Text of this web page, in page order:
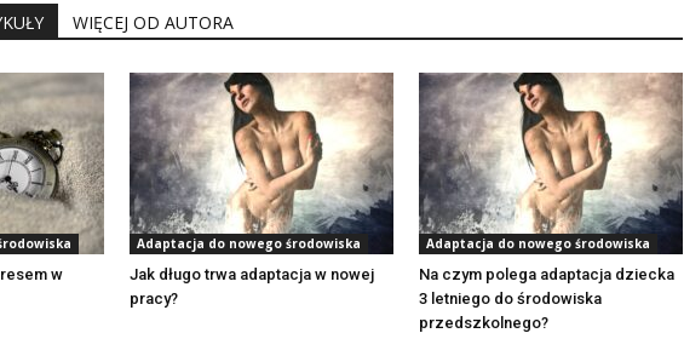
WIĘCEJ OD AUTORA
w
Adaptacja do nowego środowiska
Jak długo trwa adaptacja w nowej
pracy?
Adaptacja do nowego środowiska
Na czym polega adaptacja dziecka
3 letniego do środowiska
przedszkolnego?